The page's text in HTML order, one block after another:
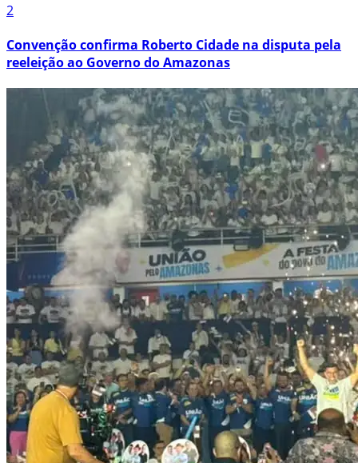
2
Convenção confirma Roberto Cidade na disputa pela
reeleição ao Governo do Amazonas